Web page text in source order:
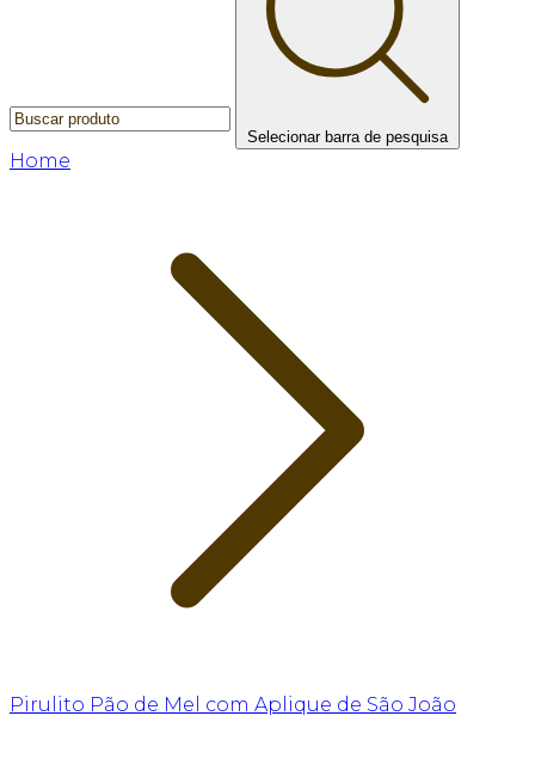
Selecionar barra de pesquisa
Home
Pirulito Pão de Mel com Aplique de São João